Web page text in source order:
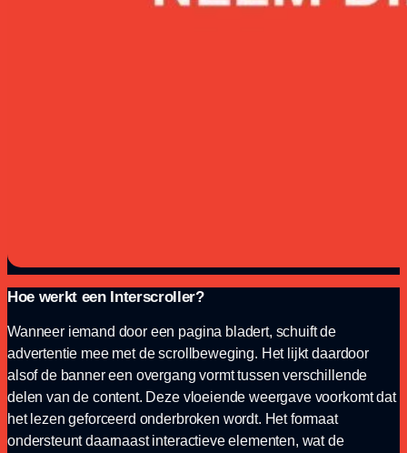
Hoe werkt een Interscroller?
Wanneer iemand door een pagina bladert, schuift de
advertentie mee met de scrollbeweging. Het lijkt daardoor
alsof de banner een overgang vormt tussen verschillende
delen van de content. Deze vloeiende weergave voorkomt dat
het lezen geforceerd onderbroken wordt. Het formaat
ondersteunt daarnaast interactieve elementen, wat de